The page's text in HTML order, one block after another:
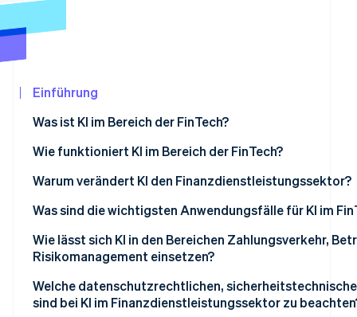
Betrugsprävention
Atlas
Stripe-Sessions 2026
Erfahren Sie, wie Stripe Lösungen für die
Jetzt ansehen
Einführung
Was ist KI im Bereich der FinTech?
Wie funktioniert KI im Bereich der FinTech?
Betrugserkennung
Kreditvergabe
LLMs
Warum verändert KI den Finanzdienstleistungssektor?
Was sind die wichtigsten Anwendungsfälle für KI im
Kreditvergabe und Risikoevaluation
Betrugsprävention
Kundenservice und Support
Wie lässt sich KI in den Bereichen Zahlungsverkehr,
Risikomanagement einsetzen?
Zahlungsverkehr und Betrugsbekämpfung
Welche datenschutzrechtlichen,
sind bei KI im Finanzdienstleistungssektor zu